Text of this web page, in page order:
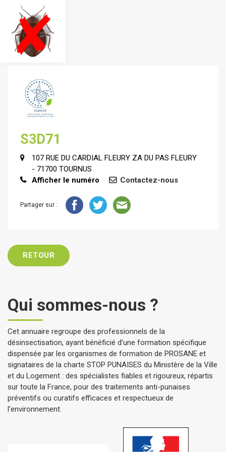
S3D71
107 RUE DU CARDIAL FLEURY ZA DU PAS FLEURY
- 71700 TOURNUS
Afficher le numéro
Contactez-nous
Partager sur :
RETOUR
Qui sommes-nous ?
Cet annuaire regroupe des professionnels de la
désinsectisation, ayant bénéficié d’une formation spécifique
dispensée par les organismes de formation de PROSANE et
signataires de la charte STOP PUNAISES du Ministère de la Ville
et du Logement : des spécialistes fiables et rigoureux, répartis
sur toute la France, pour des traitements anti-punaises
préventifs ou curatifs efficaces et respectueux de
l’environnement.